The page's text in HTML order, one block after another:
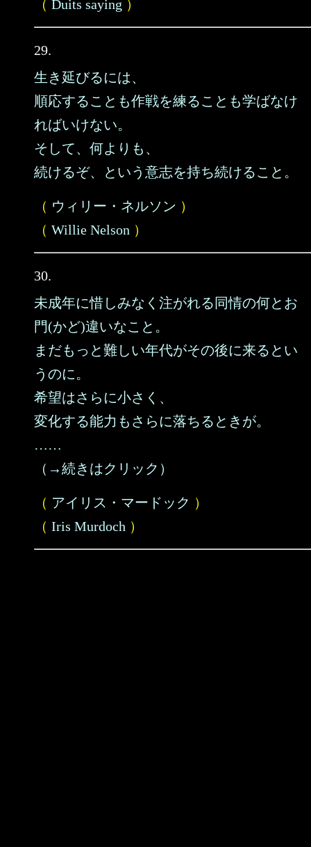
（ Duits saying ）
29.
生き延びるには、
順応することも作戦を練ることも学ばなけ
ればいけない。
そして、何よりも、
続けるぞ、という意志を持ち続けること。
（ ウィリー・ネルソン ）
（ Willie Nelson ）
30.
未成年に惜しみなく注がれる同情の何とお
門(かど)違いなこと。
まだもっと難しい年代がその後に来るとい
うのに。
希望はさらに小さく、
変化する能力もさらに落ちるときが。
……
（→続きはクリック）
（ アイリス・マードック ）
（ Iris Murdoch ）